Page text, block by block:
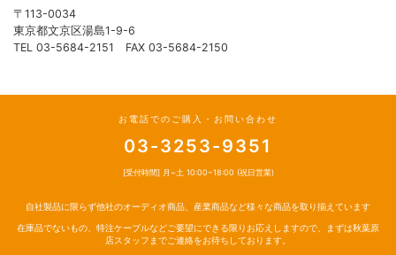
〒113-0034
東京都文京区湯島1-9-6
TEL 03-5684-2151 FAX 03-5684-2150
お電話でのご購入・お問い合わせ
03-3253-9351
[受付時間] 月~土 10:00~18:00 (祝日営業)
自社製品に限らず他社のオーディオ商品、産業商品など様々な商品を取り揃えています
在庫品でないもの、特注ケーブルなどご要望にできる限りお応えしますので、まずは秋葉原
店スタッフまでご連絡をお待ちしております。